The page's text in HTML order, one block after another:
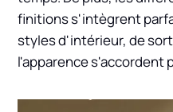
finitions s'intègrent
styles d'intérieur, de
l'apparence s'accordent